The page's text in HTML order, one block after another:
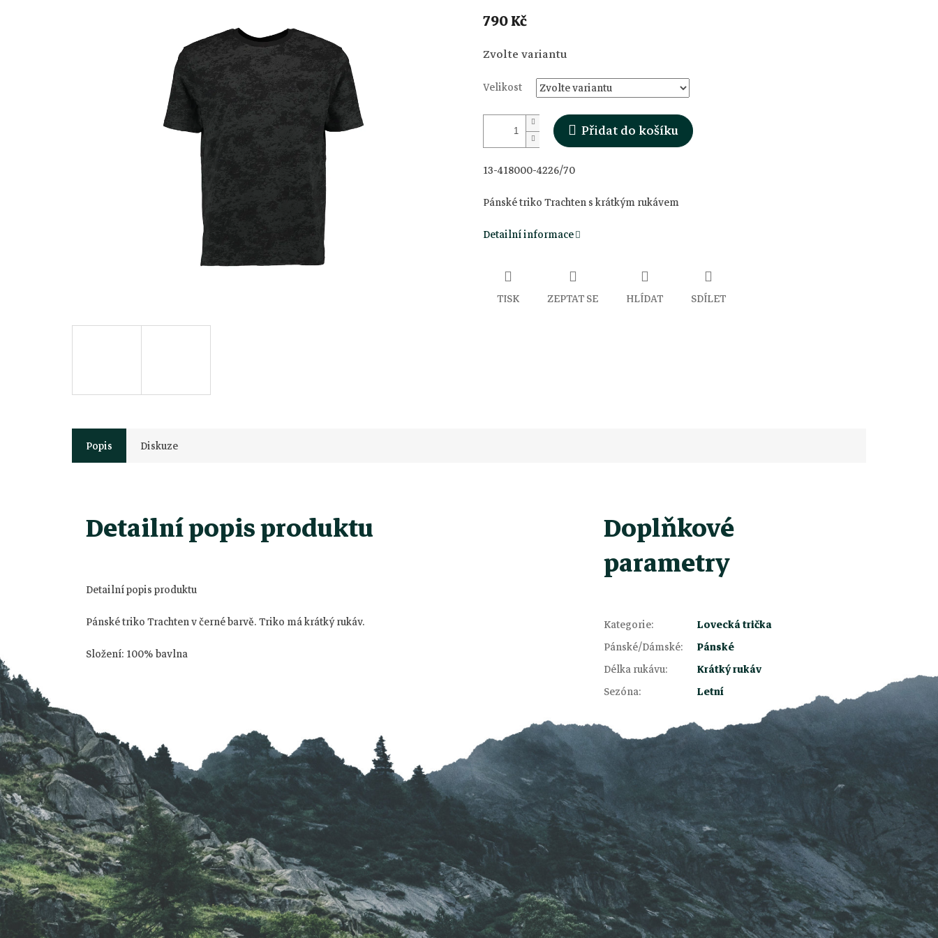
790 Kč
Měrná
cena:
Zvolte variantu
Velikost
Přidat do košíku
13-418000-4226/70
Pánské triko Trachten s krátkým rukávem
Detailní informace
TISK ZEPTAT SE HLÍDAT SDÍLET
Popis Diskuze
Detailní popis produktu
Detailní popis produktu
Pánské triko Trachten v černé barvě. Triko má krátký rukáv.
Složení: 100% bavlna
Doplňkové
parametry
Kategorie:
Lovecká trička
Pánské/Dámské:
Pánské
Délka rukávu:
Krátký rukáv
Sezóna: Letní
p
a
t
í